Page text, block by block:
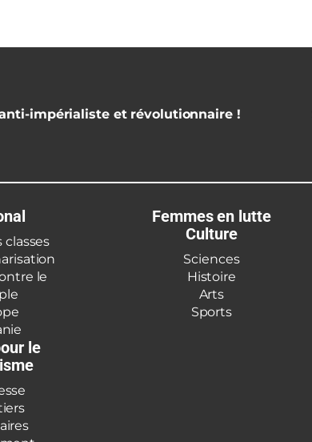
impérialiste et révolutionnaire !
le
le
Femmes en lutte
Culture
Sciences
Histoire
Arts
Sports